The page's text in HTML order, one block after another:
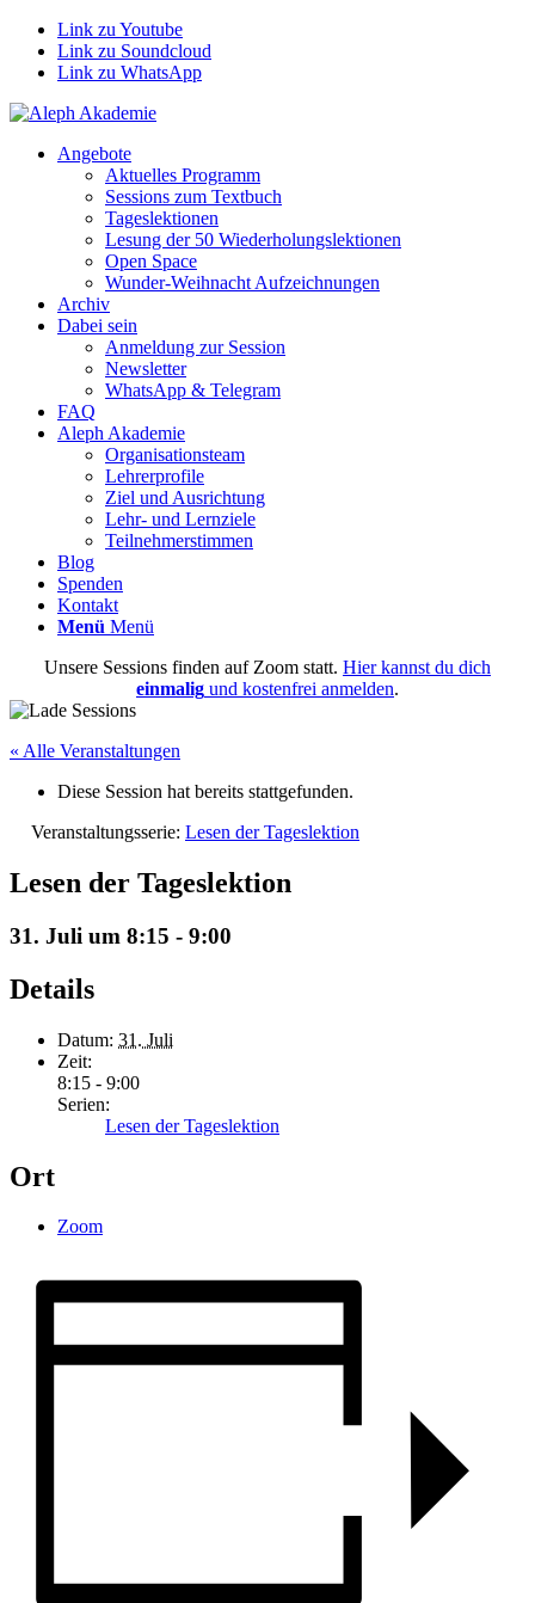
Link zu Youtube
Link zu Soundcloud
Link zu WhatsApp
Angebote
Aktuelles Programm
Sessions zum Textbuch
Tageslektionen
Lesung der 50 Wiederholungslektionen
Open Space
Wunder-Weihnacht Aufzeichnungen
Archiv
Dabei sein
Anmeldung zur Session
Newsletter
WhatsApp & Telegram
FAQ
Aleph Akademie
Organisationsteam
Lehrerprofile
Ziel und Ausrichtung
Lehr- und Lernziele
Teilnehmerstimmen
Blog
Spenden
Kontakt
Menü Menü
Unsere Sessions finden auf Zoom statt. Hier kannst du dich
einmalig und kostenfrei anmelden.
« Alle Veranstaltungen
Diese Session hat bereits stattgefunden.
Veranstaltungsserie: Lesen der Tageslektion
Lesen der Tageslektion
31. Juli um 8:15 - 9:00
Details
Datum: 31. Juli
Zeit:
8:15 - 9:00
Serien:
Lesen der Tageslektion
Ort
Zoom